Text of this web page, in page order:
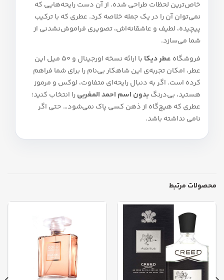
خاص‌ترین لحظات طراحی شده. از آن دست رایحه‌هایی که
نمی‌توان آن را در یک جمله خلاصه کرد. عطری که با ترکیب
پیچیده، لطیف و عاشقانه‌اش، تصویری فراموش‌نشدنی از
شما می‌سازد.
فروشگاه عطر دیکا
با ارائه نسخه اورجینال و ۵۰ میل این
عطر، امکان تجربه‌ی این شاهکار بی‌نام را برای شما فراهم
کرده است. اگر به دنبال رایحه‌ای متفاوت، لوکس و مرموز
هستید، بی‌درنگ بدون اسم احمد المغربیرا انتخاب کنید؛
عطری که هیچ‌گاه از ذهن کسی پاک نمی‌شود… حتی اگر
نامی نداشته باشد.
محصولات مرتبط